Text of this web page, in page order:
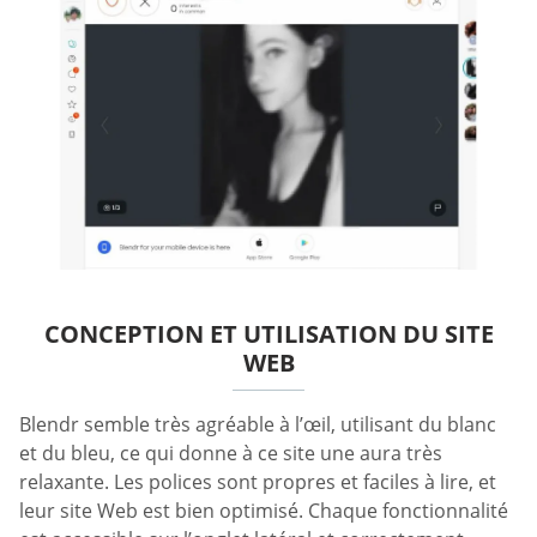
CONCEPTION ET UTILISATION DU SITE
WEB
Blendr semble très agréable à l’œil, utilisant du blanc
et du bleu, ce qui donne à ce site une aura très
relaxante. Les polices sont propres et faciles à lire, et
leur site Web est bien optimisé. Chaque fonctionnalité